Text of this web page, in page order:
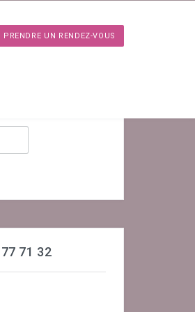
PRENDRE UN RENDEZ-VOUS
71 32